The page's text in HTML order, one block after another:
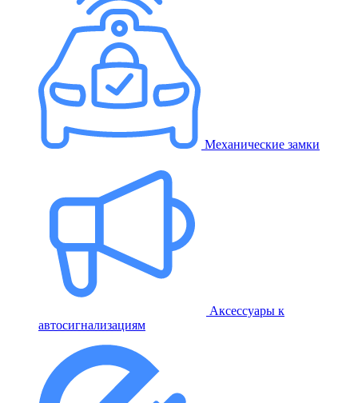
Механические замки
Аксессуары к
автосигнализациям